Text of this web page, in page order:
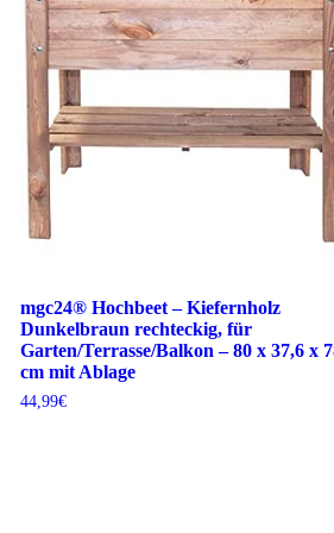
mgc24® Hochbeet – Kiefernholz
Dunkelbraun rechteckig, für
Garten/Terrasse/Balkon – 80 x 37,6 x
cm mit Ablage
44,99€